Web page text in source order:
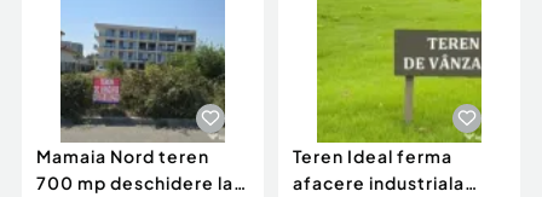
Mamaia Nord teren
700 mp deschidere la
Teren Ideal ferma
afacere industriala